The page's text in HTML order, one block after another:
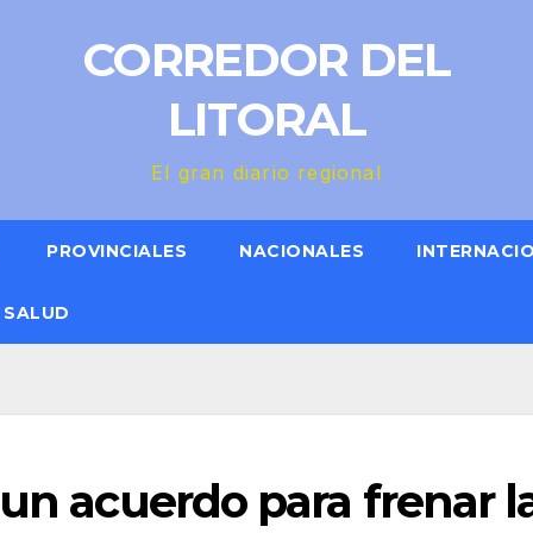
CORREDOR DEL
LITORAL
El gran diario regional
PROVINCIALES NACIONALES
SALUD
acuerdo para frenar